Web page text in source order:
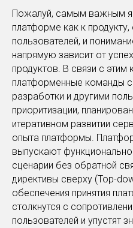
Пожалуй, самым важным
платформе как к
пользователей, и
напрямую зависит от
продуктов. В связи с этим
платформенные команды
разработки и другими
приоритизации,
итеративном развитии
опыта платформы.
выпускают
сценарии без обратной
директивы сверху (Top-
обеспечения принятия
столкнутся с
пользователей и упустят